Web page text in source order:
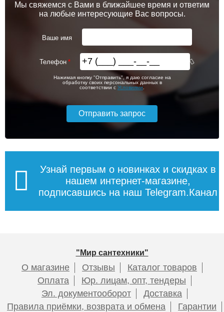
Мы свяжемся с Вами в ближайшее время и ответим
на любые интересующие Вас вопросы.
Ваше имя
Телефон
Нажимая кнопку "Отправить", я даю согласие на
обработку своих персональных данных в
соответствии с Условиями
Узнай первым о новинках и скидках в
нашем интернет-магазине,
подписавшись на наш Telegram.Канал
"Мир сантехники"
О магазине Отзывы
Каталог товаров
Оплата
Юр. лицам, опт, тендеры
Эл. документооборот
Доставка
Правила приёмки, возврата и обмена
Гарантии